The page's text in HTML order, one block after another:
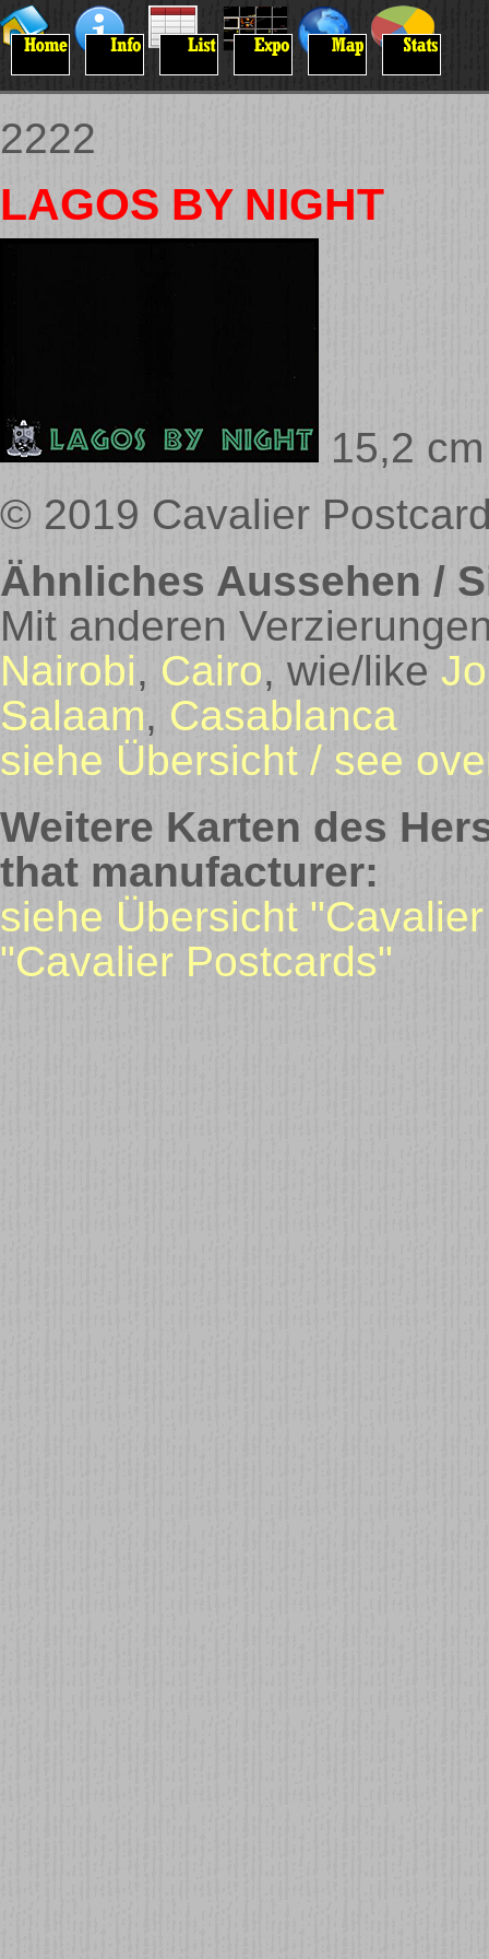
2222
LAGOS BY NIGHT
15,2
© 2019 Cavalier
Ähnliches Aussehen /
Mit anderen
Nairobi, Cairo, wie/like
Salaam, Casablanca
siehe Übersicht / see
Weitere Karten des
that manufacturer:
siehe Übersicht
"Cavalier Postcards"